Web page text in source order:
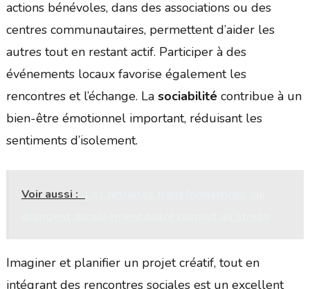
actions bénévoles, dans des associations ou des
centres communautaires, permettent d’aider les
autres tout en restant actif. Participer à des
événements locaux favorise également les
rencontres et l’échange. La sociabilitécontribue à un
bien-être émotionnel important, réduisant les
sentiments d’isolement.
Voir aussi :
Imaginer et planifier un projet créatif, tout en
intégrant des rencontres sociales est un excellent